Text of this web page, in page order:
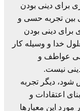
برای دینی بودن
بین تجربه حسی و
برای دینی بودن
خدا و وسیله کار
عواطف و
نیست.
دیگر تجربه
اعتقادات و
مورد این معیارها